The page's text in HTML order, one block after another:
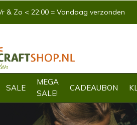
SALE
MEGA
SALE!
CADEAUBON
& Zo < 22:00 = Vandaag verzonden